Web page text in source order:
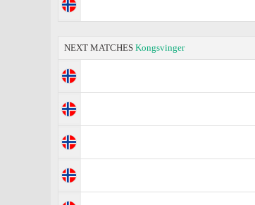
NEXT MATCHES Kongsvinger